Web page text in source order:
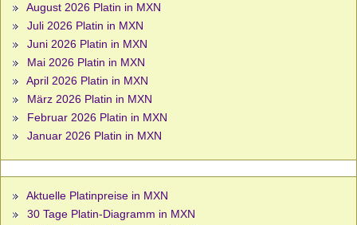
August 2026 Platin in MXN
Juli 2026 Platin in MXN
Juni 2026 Platin in MXN
Mai 2026 Platin in MXN
April 2026 Platin in MXN
März 2026 Platin in MXN
Februar 2026 Platin in MXN
Januar 2026 Platin in MXN
Aktuelle Platinpreise in MXN
30 Tage Platin-Diagramm in MXN